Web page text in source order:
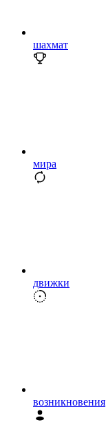
шахмат
мира
движки
возникновения